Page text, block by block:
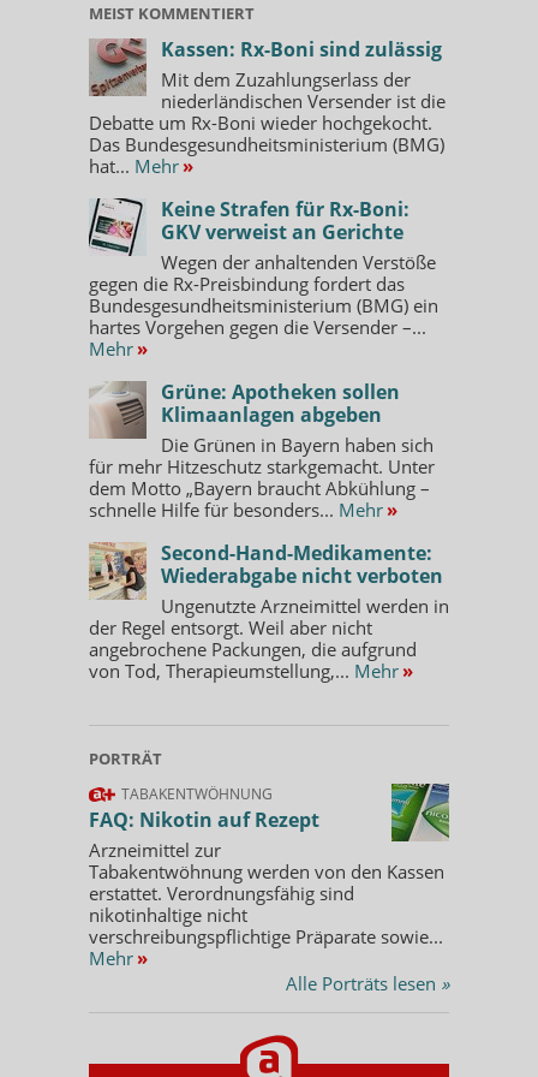
MEIST KOMMENTIERT
Kassen: Rx-Boni sind zulässig
Mit dem Zuzahlungserlass der
niederländischen Versender ist die
Debatte um Rx-Boni wieder hochgekocht.
Das Bundesgesundheitsministerium (BMG)
hat... Mehr »
Keine Strafen für Rx-Boni:
GKV verweist an Gerichte
Wegen der anhaltenden Verstöße
gegen die Rx-Preisbindung fordert das
Bundesgesundheitsministerium (BMG) ein
hartes Vorgehen gegen die Versender –...
Mehr »
Grüne: Apotheken sollen
Klimaanlagen abgeben
Die Grünen in Bayern haben sich
für mehr Hitzeschutz starkgemacht. Unter
dem Motto „Bayern braucht Abkühlung –
schnelle Hilfe für besonders... Mehr »
Second-Hand-Medikamente:
Wiederabgabe nicht verboten
Ungenutzte Arzneimittel werden in
der Regel entsorgt. Weil aber nicht
angebrochene Packungen, die aufgrund
von Tod, Therapieumstellung,... Mehr »
PORTRÄT
TABAKENTWÖHNUNG
FAQ: Nikotin auf Rezept
Arzneimittel zur
Tabakentwöhnung werden von den Kassen
erstattet. Verordnungsfähig sind
nikotinhaltige nicht
verschreibungspflichtige Präparate sowie...
Mehr »
Alle Porträts lesen »